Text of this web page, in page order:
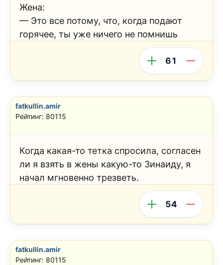
Жена:
— Это все потому, что, когда подают
горячее, ты уже ничего не помнишь
61
fatkullin.amir
Рейтинг: 80115
Когда какая-то тетка спросила, согласен
ли я взять в жены какую-то Зинаиду, я
начал мгновенно трезветь.
54
fatkullin.amir
Рейтинг: 80115